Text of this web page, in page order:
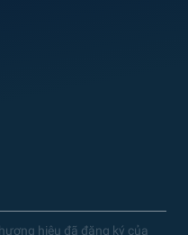
hiệu đã đăng ký của